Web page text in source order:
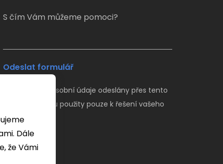
S čím Vám můžeme pomoci?
Odeslat formulář
Veškeré Vaše osobní údaje odeslány přes tento
formulář budou použity pouze k řešení vašeho
dotazu.
že Vámi